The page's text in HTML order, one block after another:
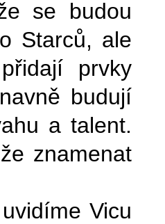
se budou
Starců, ale
prvky
budují
a talent.
znamenat
Vicu